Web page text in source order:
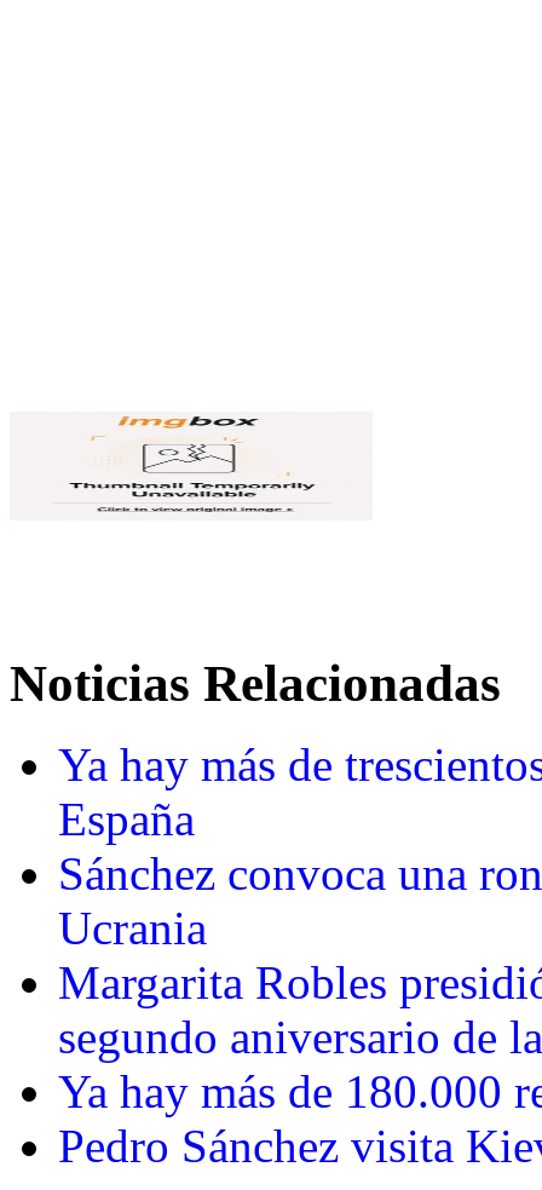
Noticias Relacionadas
Ya hay más de
España
Sánchez convoca una
Ucrania
Margarita Robles
segundo aniversario de
Ya hay más de 180.000
Pedro Sánchez visita